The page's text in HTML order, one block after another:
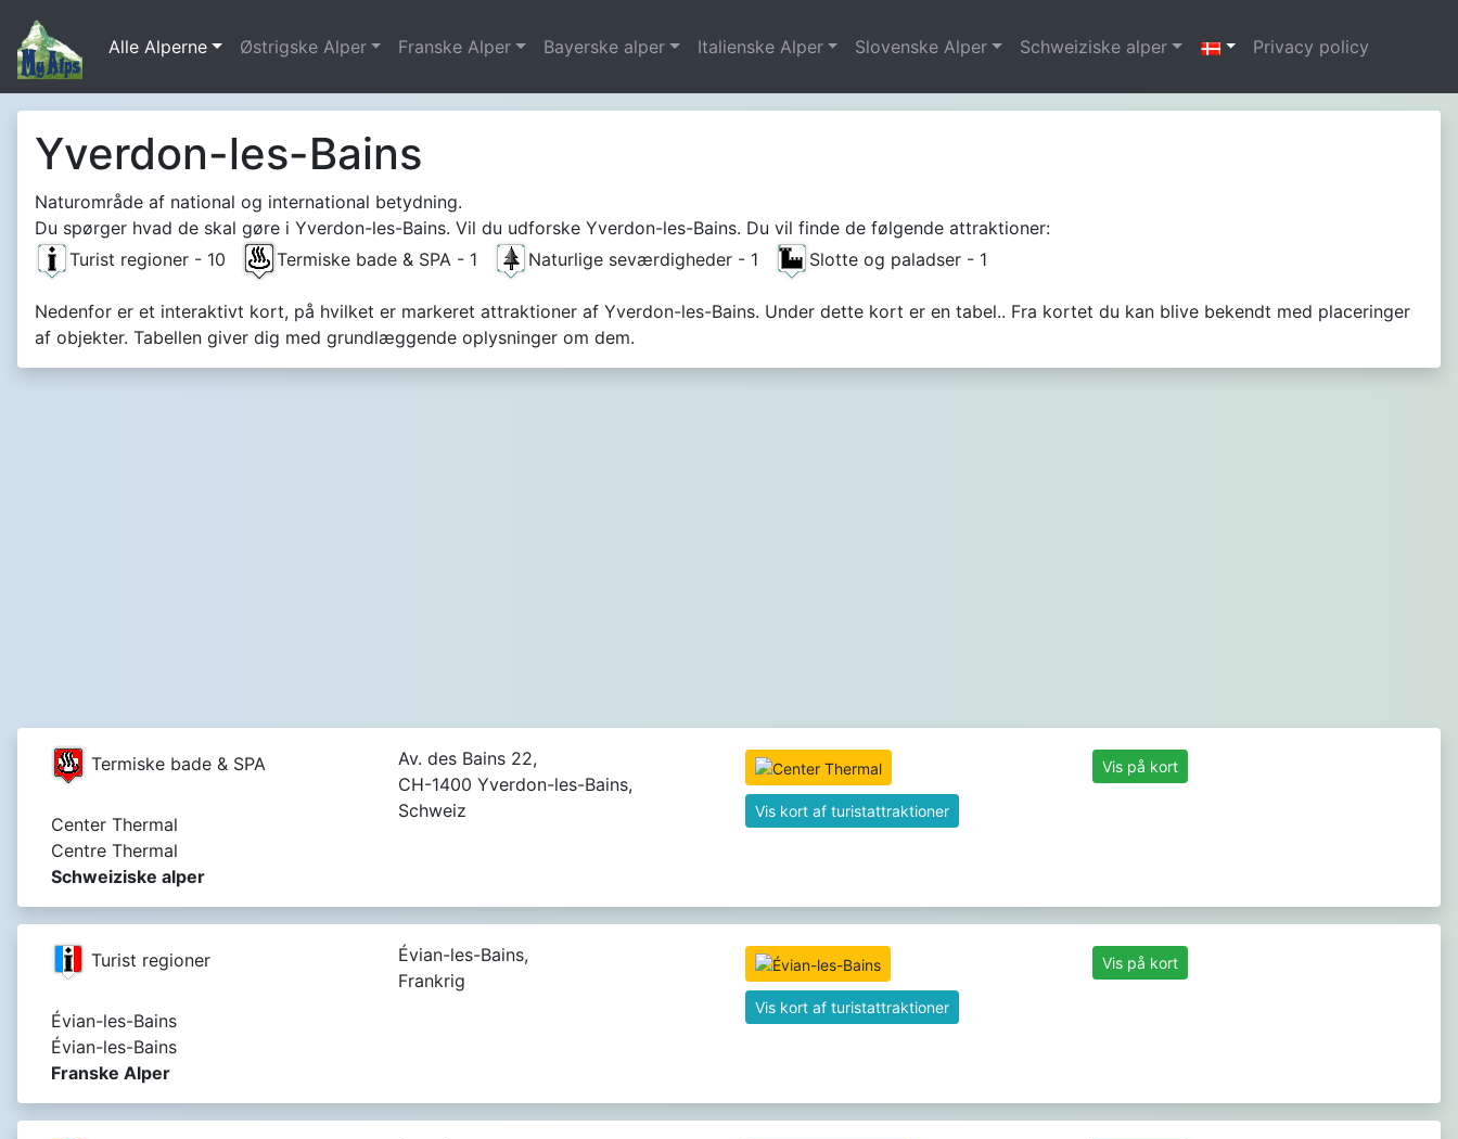
Alle Alperne Østrigske Alper Franske Alper Bayerske alper Italienske Alper Slovenske Alper Schweiziske alper Privacy policy
Yverdon-les-Bains
Naturområde af national og international betydning.
Du spørger hvad de skal gøre i Yverdon-les-Bains. Vil du udforske Yverdon-les-Bains. Du vil finde de følgende attraktioner:
Turist regioner - 10
Termiske bade & SPA - 1 Naturlige seværdigheder - 1 Slotte og paladser - 1
Nedenfor er et interaktivt kort, på hvilket er markeret attraktioner af Yverdon-les-Bains. Under dette kort er en tabel.. Fra kortet du kan blive bekendt med placeringer
af objekter. Tabellen giver dig med grundlæggende oplysninger om dem.
Termiske bade & SPA
Center Thermal
Centre Thermal
Schweiziske alper
Av. des Bains 22,
CH-1400 Yverdon-les-Bains,
Schweiz
Vis kort af turistattraktioner
Vis på kort
Turist regioner
Évian-les-Bains
Évian-les-Bains
Franske Alper
Évian-les-Bains,
Frankrig
Vis kort af turistattraktioner
Vis på kort